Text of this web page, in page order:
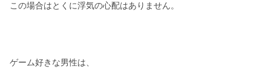
この場合はとくに浮気の心配はありません。
ゲーム好きな男性は、